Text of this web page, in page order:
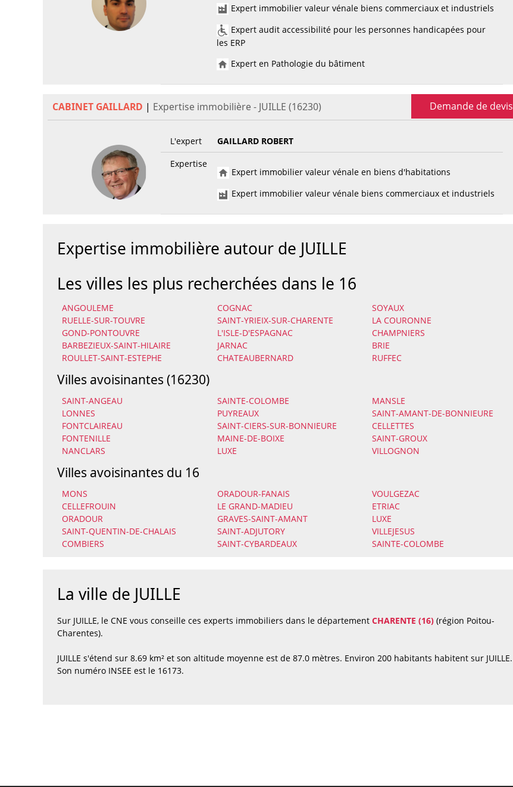
Expert immobilier valeur vénale biens commerciaux et industriels
Expert audit accessibilité pour les personnes handicapées pour
les ERP
Expert en Pathologie du bâtiment
CABINET GAILLARD | Expertise immobilière - JUILLE (16230) Demande de devis
L'expert
GAILLARD ROBERT
Expertise
Expert immobilier valeur vénale en biens d'habitations
Expert immobilier valeur vénale biens commerciaux et industriels
Expertise immobilière autour de JUILLE
Les villes les plus recherchées dans le 16
ANGOULEME COGNAC
SOYAUX
RUELLE-SUR-TOUVRE
SAINT-YRIEIX-SUR-CHARENTE
LA COURONNE
GOND-PONTOUVRE
L'ISLE-D'ESPAGNAC
CHAMPNIERS
BARBEZIEUX-SAINT-HILAIRE
JARNAC
BRIE
ROULLET-SAINT-ESTEPHE
CHATEAUBERNARD RUFFEC
Villes avoisinantes (16230)
SAINT-ANGEAU SAINTE-COLOMBE
MANSLE
LONNES
PUYREAUX
SAINT-AMANT-DE-BONNIEURE
FONTCLAIREAU
SAINT-CIERS-SUR-BONNIEURE
CELLETTES
FONTENILLE
MAINE-DE-BOIXE
SAINT-GROUX
NANCLARS
LUXE VILLOGNON
Villes avoisinantes du 16
MONS ORADOUR-FANAIS
VOULGEZAC
CELLEFROUIN
LE GRAND-MADIEU
ETRIAC
ORADOUR
GRAVES-SAINT-AMANT
LUXE
SAINT-QUENTIN-DE-CHALAIS
SAINT-ADJUTORY
VILLEJESUS
COMBIERS
SAINT-CYBARDEAUX SAINTE-COLOMBE
La ville de JUILLE
Sur JUILLE, le CNE vous conseille ces experts immobiliers dans le département CHARENTE (16) (région Poitou-
Charentes).
JUILLE s'étend sur 8.69 km² et son altitude moyenne est de 87.0 mètres. Environ 200 habitants habitent sur JUILLE.
Son numéro INSEE est le 16173.